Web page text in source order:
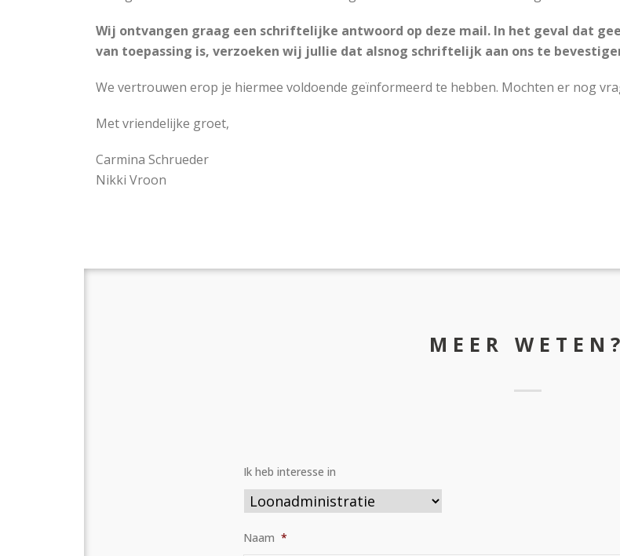
Wij ontvangen graag een schriftelijke antwoord op deze mail. In het geval dat
van toepassing is, verzoeken wij jullie dat alsnog schriftelijk aan ons te
We vertrouwen erop je hiermee voldoende geïnformeerd te hebben. Mochten er nog
Met vriendelijke groet,
Carmina Schrueder
Nikki Vroon
MEER WETEN?
Ik heb interesse in
Naam *